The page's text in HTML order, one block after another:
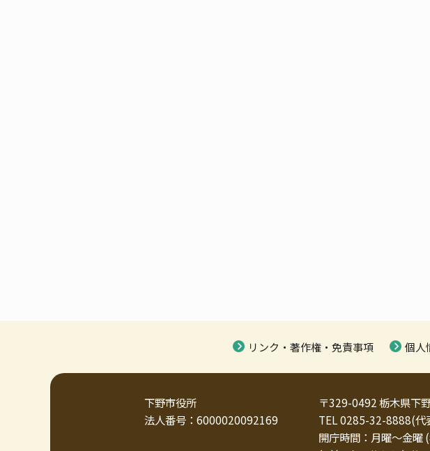
リンク・著作権・免責事項 個人
下野市役所
法人番号：6000020092169
〒329-0492 栃木県下
TEL 0285-32-8888(
開庁時間：月曜～金曜